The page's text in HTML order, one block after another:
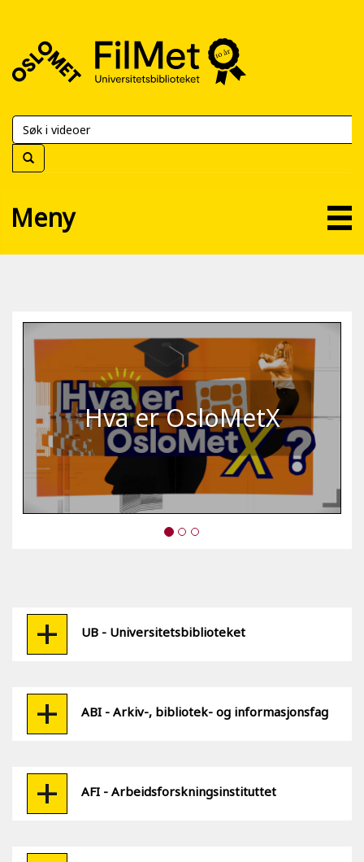
FilMet
Universitetsbiblioteket
Meny
Hva er OsloMetX
UB - Universitetsbiblioteket
ABI - Arkiv-, bibliotek- og informasjonsfag
AFI - Arbeidsforskningsinstituttet